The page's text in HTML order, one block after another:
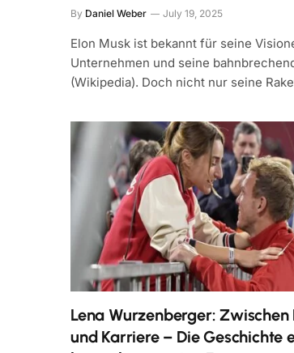
By Daniel Weber July 19, 2025
Elon Musk ist bekannt für seine
Unternehmen und seine
(Wikipedia). Doch nicht nur seine
Lena Wurzenberger: Zwischen
und Karriere – Die Geschichte